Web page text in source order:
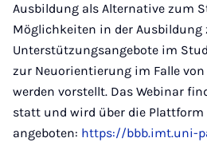
Ausbildung als Alternative zum
Möglichkeiten in der Ausbildung
Unterstützungsangebote im
zur Neuorientierung im Falle
werden vorstellt. Das Webinar
statt und wird über die
angeboten: https://bbb.imt.uni-